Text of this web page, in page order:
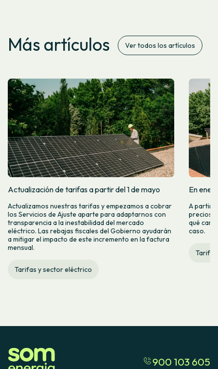
Más artículos Ver todos los artículos
Actualización de tarifas a partir del 1 de mayo
Actualizamos nuestras tarifas y empezamos a cobrar
los Servicios de Ajuste aparte para adaptarnos con
transparencia a la inestabilidad del mercado
eléctrico. Las rebajas fiscales del Gobierno ayudarán
a mitigar el impacto de este incremento en la factura
mensual.
Tarifas y sector eléctrico
En
A partir
precios
qué
caso.
900 103 605